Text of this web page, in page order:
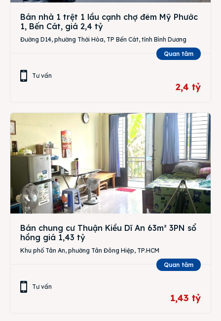
Bán nhà 1 trệt 1 lầu cạnh chợ đêm Mỹ Phước
1, Bến Cát, giá 2,4 tỷ
Đường D14, phường Thới Hòa, TP Bến Cát, tỉnh Bình Dương
Quan tâm
Tư vấn
2,4 tỷ
Bán chung cư Thuận Kiều Dĩ An 63m² 3PN sổ
hồng giá 1,43 tỷ
Khu phố Tân An, phường Tân Đông Hiệp, TP.HCM
Quan tâm
Tư vấn
1,43 tỷ